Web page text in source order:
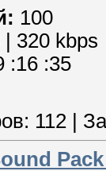
100
| 320 kbps
:16 :35
112
Pack